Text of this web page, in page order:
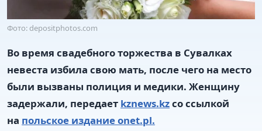
Фото: depositphotos.com
Во время свадебного торжества в Сувалках
невеста избила свою мать, после чего на место
были вызваны полиция и медики. Женщину
задержали, передает kznews.kzсо ссылкой
на польское издание onet.pl.